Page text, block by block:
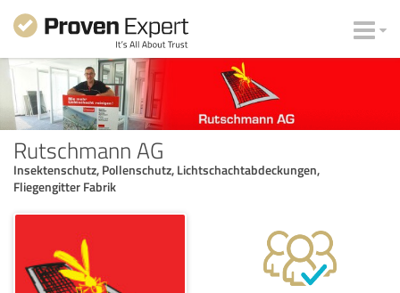
Rutschmann AG
Insektenschutz, Pollenschutz, Lichtschachtabdeckungen,
Fliegengitter Fabrik